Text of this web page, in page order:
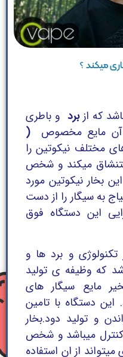
که ازبرد و باطری
آن مایع مخصوص(
مختلف نیکوتین را
میکند و شخص
بخار نیکوتین مورد
به سیگار را از دست
این دستگاه فوق
و برد ها و
که وظیفه ی تولید
مایع سیگار های
این دستگاه با تامین
و تولید دود.بخار
کنترل میباشد و شخص
از ان استفاده